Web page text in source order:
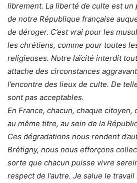
librement. La liberté de culte est un
de notre République française
de déroger. C’est vrai pour les
les chrétiens, comme pour toutes
religieuses. Notre laïcité interdit
attache des circonstances
l’encontre des lieux de culte. De
sont pas acceptables.
En France, chacun, chaque citoyen,
au même titre, au sein de la
Ces dégradations nous rendent
Brétigny, nous nous efforçons
sorte que chacun puisse vivre
respect de l’autre. Je salue le